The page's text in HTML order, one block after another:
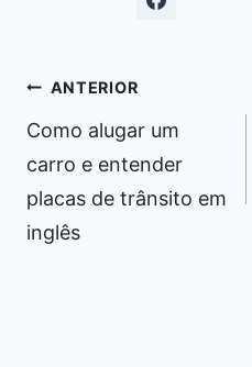
Navegação
de
Post
ANTERIOR
Como alugar um
carro e entender
placas de trânsito em
inglês